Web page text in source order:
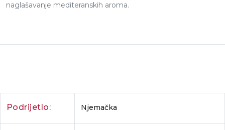
naglašavanje mediteranskih aroma.
Podrijetlo: Njemačka